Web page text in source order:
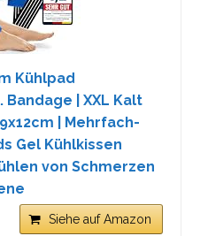
Kühlpad
| XXL Kalt
| Mehrfach-
Gel Kühlkissen
von Schmerzen
Siehe auf Amazon